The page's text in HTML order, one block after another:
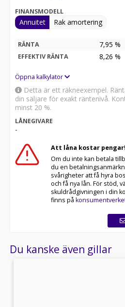
FINANSMODELL
Annuitet Rak amortering
RÄNTA 7,95 %
EFFEKTIV RÄNTA 8,26 %
Öppna kalkylator
Detta är ett räkneexempel.
din säljare för exakt räntenivå.
minst 20 %.
LÅNEGIVARE
-
Att låna kostar pengar!
Om du inte kan betala
du en
svårigheter att få hyra
och få nya lån. För stöd,
skuldrådgivningen i din
finns på
Du kanske även gillar